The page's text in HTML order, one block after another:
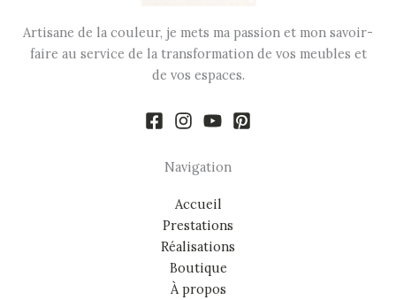
Artisane de la couleur, je mets ma passion et mon savoir-
faire au service de la transformation de vos meubles et
de vos espaces.
Navigation
Accueil
Prestations
Réalisations
Boutique
À propos